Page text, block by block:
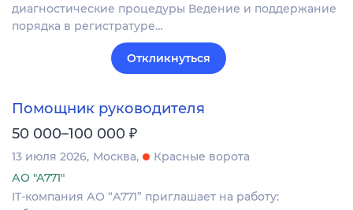
диагностические процедуры Ведение и поддержание
порядка в регистратуре…
Откликнуться
Помощник руководителя
50 000–100 000 ₽
13 июля 2026 Москва
Красные ворота
АО "А771"
IT-компания АО “А771” приглашает на работу: